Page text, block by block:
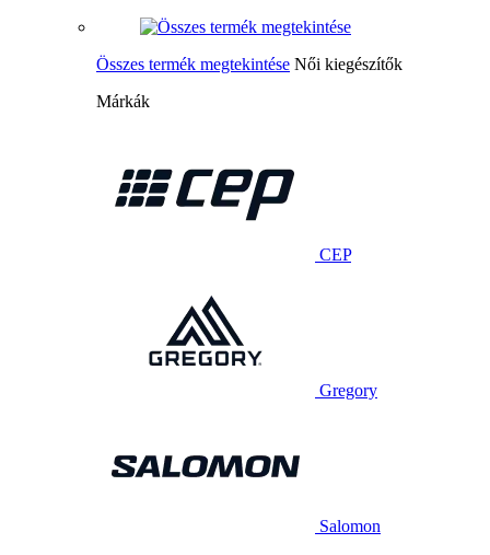
Összes termék megtekintése Női kiegészítők
Márkák
CEP
Gregory
Salomon